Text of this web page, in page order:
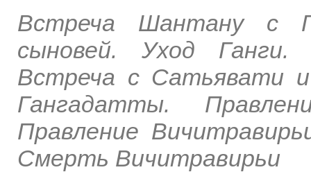
Встреча Шантану с
сыновей. Уход
Встреча с Сатьявати
Гангадатты.
Правление
Смерть Вичитравирьи